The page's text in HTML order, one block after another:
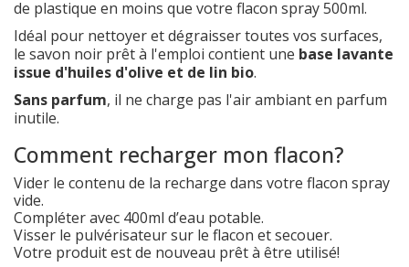
de plastique en moins que votre flacon spray 500ml.
Idéal pour nettoyer et dégraisser toutes vos surfaces,
le savon noir prêt à l'emploi contient une base lavante
issue d'huiles d'olive et de lin bio.
Sans parfum, il ne charge pas l'air ambiant en parfum
inutile.
Comment recharger mon flacon?
Vider le contenu de la recharge dans votre flacon spray
vide.
Compléter avec 400ml d’eau potable.
Visser le pulvérisateur sur le flacon et secouer.
Votre produit est de nouveau prêt à être utilisé!